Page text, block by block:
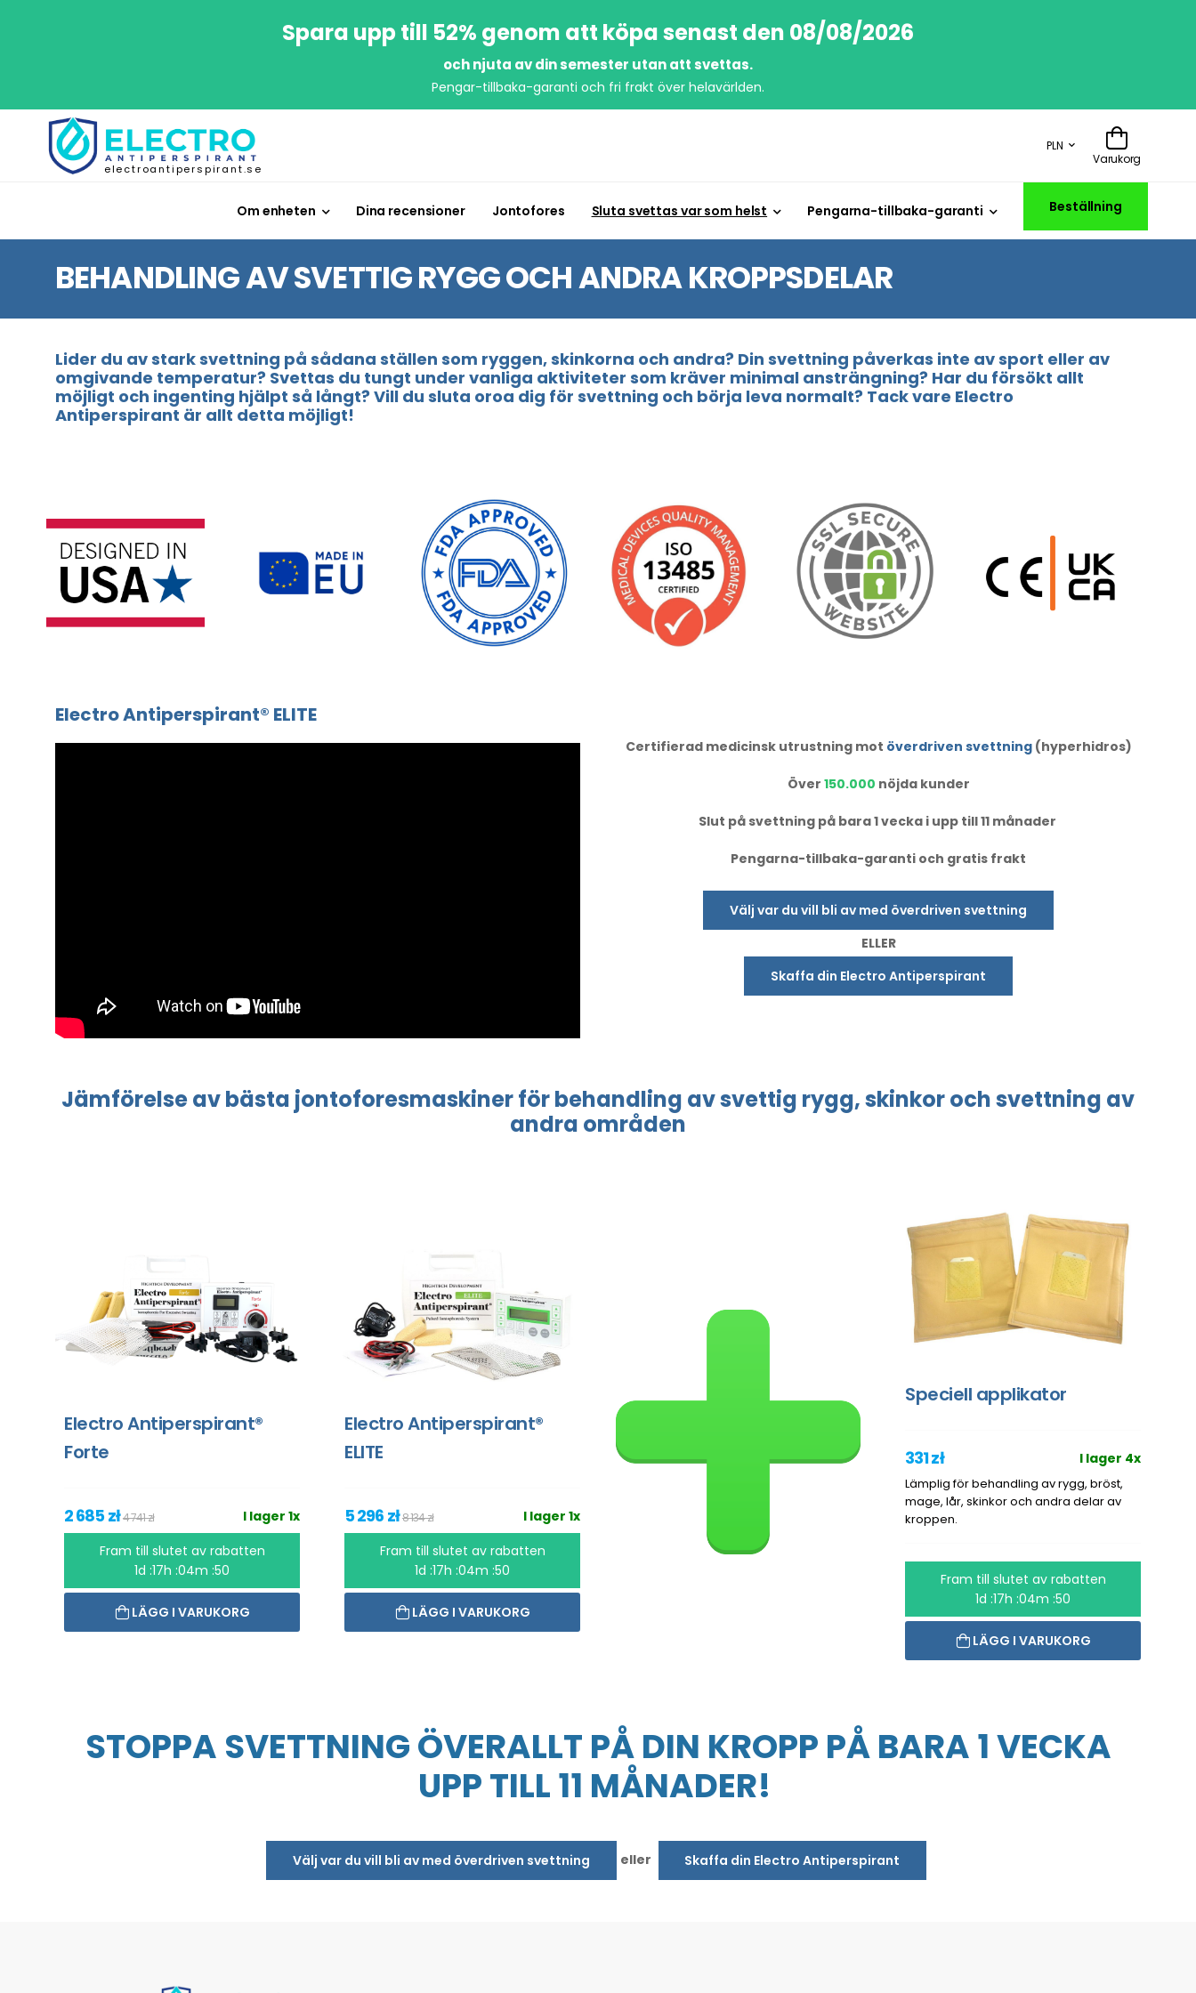
Spara upp till 52% genom att köpa senast den 08/08/2026
och njuta av din semester utan att svettas.
Pengar-tillbaka-garanti och fri frakt över helavärlden.
electroantiperspirant.se
PLN
Varukorg
Om enheten Dina recensioner Jontofores Sluta svettas var som helst Pengarna-tillbaka-garanti Beställning
BEHANDLING AV SVETTIG RYGG OCH ANDRA KROPPSDELAR
Lider du av stark svettning på sådana ställen som ryggen, skinkorna och andra? Din svettning påverkas inte av sport eller av
omgivande temperatur? Svettas du tungt under vanliga aktiviteter som kräver minimal ansträngning? Har du försökt allt
möjligt och ingenting hjälpt så långt? Vill du sluta oroa dig för svettning och börja leva normalt? Tack vare Electro
Antiperspirant är allt detta möjligt!
Electro Antiperspirant® ELITE
Certifierad medicinsk utrustning mot överdriven svettning(hyperhidros)
Över 150.000 nöjda kunder
Slut på svettning på bara 1 vecka i upp till 11 månader
Pengarna-tillbaka-garanti och gratis frakt
Välj var du vill bli av med överdriven svettning
ELLER
Skaffa din Electro Antiperspirant
Jämförelseav bästa jontoforesmaskinerför behandling av svettig rygg, skinkoroch svettning av
andra områden
Electro Antiperspirant®
Forte
I lager 1x
2 685 zł4 741 zł
Fram till slutet av rabatten
1d :17h :04m :50
LÄGG I VARUKORG
Electro Antiperspirant®
ELITE
I lager 1x
5 296 zł8 134 zł
Fram till slutet av rabatten
1d :17h :04m :50
LÄGG I VARUKORG
Speciell applikator
I lager 4x
331 zł
Lämplig för behandling av rygg, bröst,
mage, lår, skinkor och andra delar av
kroppen.
Fram till slutet av rabatten
1d :17h :04m :50
LÄGG I VARUKORG
STOPPA SVETTNING ÖVERALLT PÅ DIN KROPP PÅ BARA 1 VECKA
UPP TILL 11 MÅNADER!
Välj var du vill bli av med överdriven svettning eller Skaffa din Electro Antiperspirant